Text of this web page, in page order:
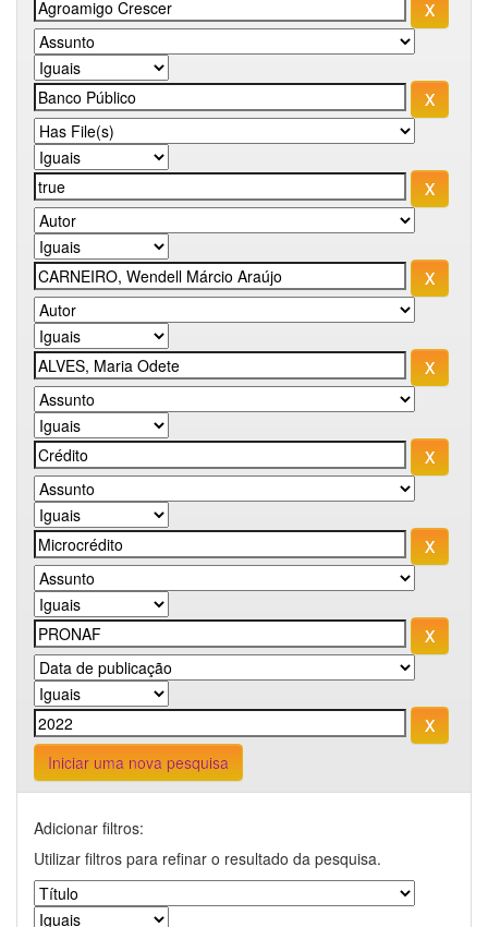
Iniciar uma nova pesquisa
Adicionar filtros:
Utilizar filtros para refinar o resultado da pesquisa.